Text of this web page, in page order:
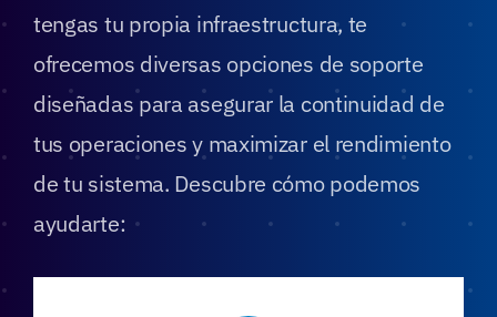
tengas tu propia infraestructura, te
ofrecemos diversas opciones de soporte
diseñadas para asegurar la continuidad de
tus operaciones y maximizar el rendimiento
de tu sistema. Descubre cómo podemos
ayudarte: